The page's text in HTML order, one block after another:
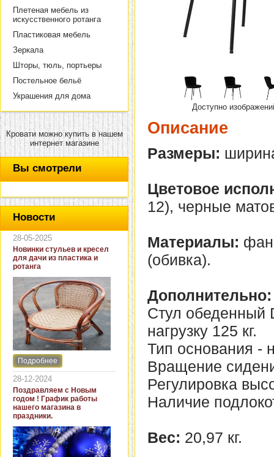
Плетеная мебель из
искусственного ротанга
Пластиковая мебель
Зеркала
Шторы, тюль, портьеры
Постельное бельё
Украшения для дома
Кровати можно купить в нашем
интернет магазине
Вы смотрели
Новости
28-05-2025
Новинки стульев и кресел
для дачи из пластика и
ротанга
Интернет-магазин "Кровать
и диван" представляет
новинки стульев и кресел
для дачи. В ассортименте
представлены как
бюджетные модели из
пластика для дачи, так и
кресла для загородных
домов из натурального и
искусственного ротанга.
Подробнее
28-12-2024
Поздравляем с Новым
годом ! График работы
нашего магазина в
праздники.
Доступно
Описание
Размеры:
Цветовое
12), черные
Материалы:
(обивка).
Дополнительно:
Стул обеденный
нагрузку 125 кг.
Тип основания -
Вращение
Регулировка
Наличие
Вес: 20,97 кг.